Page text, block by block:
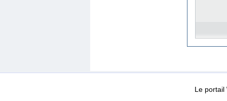
Conditions d’utilisation
Le portail